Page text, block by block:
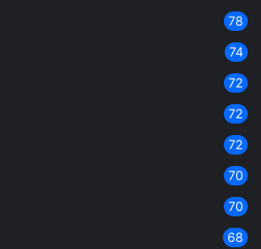
78
74
72
72
72
70
70
68